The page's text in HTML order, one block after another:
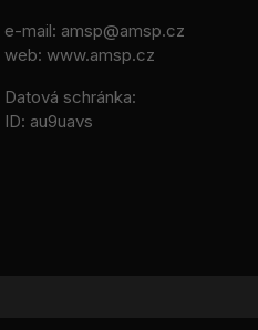
e-mail: amsp@amsp.cz
web: www.amsp.cz
Datová schránka:
ID: au9uavs